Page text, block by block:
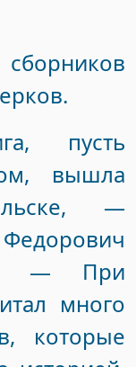
пусть
вышла
—
— При
много
которые